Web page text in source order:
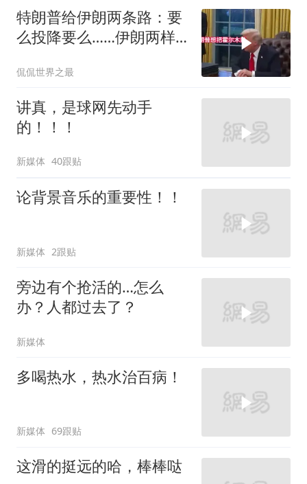
特朗普给伊朗两条路：要
么投降要么……伊朗两样
打下来了
侃侃世界之最
讲真，是球网先动手
的！！！
新媒体 40跟贴
论背景音乐的重要性！！
新媒体 2跟贴
旁边有个抢活的…怎么
办？人都过去了？
新媒体
多喝热水，热水治百病！
新媒体 69跟贴
这滑的挺远的哈，棒棒哒